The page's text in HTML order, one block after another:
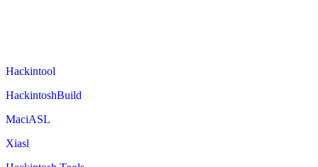
Hackintool
HackintoshBuild
MaciASL
Xiasl